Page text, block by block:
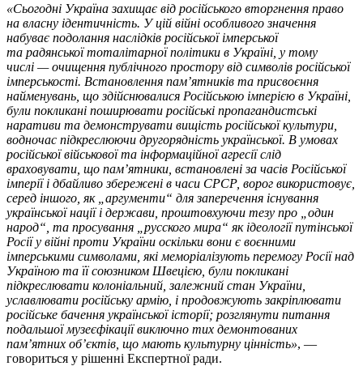
«Сьогодні Україна захищає від російського вторгнення право
на власну ідентичність. У цій війні особливого значення
набуває подолання наслідків російської імперської
та радянської тоталітарної політики в Україні, у тому
числі — очищення публічного простору від символів російської
імперськості. Встановлення пам’ятників та присвоєння
найменувань, що здійснювалися Російською імперією в Україні,
були покликані поширювати російські пропагандистські
наративи та демонструвати вищість російської культури,
водночас підкреслюючи другорядність української. В умовах
російської військової та інформаційної агресії слід
враховувати, що пам’ятники, встановлені за часів Російської
імперії і дбайливо збережені в часи СРСР, ворог використовує,
серед іншого, як „аргументи“ для заперечення існування
української нації і держави, проштовхуючи тезу про „один
народ“, та просування „русского мира“ як ідеології путінської
Росії у війні проти України оскільки вони є воєнними
імперськими символами, які меморіалізують перемогу Росії над
Україною та її союзником Швецією, були покликані
підкреслювати колоніальний, залежний стан України,
уславлювати російську армію, і продовжують закріплювати
російське бачення української історії; розглянути питання
подальшої музеєфікації виключно тих демонтованих
пам’ятних об’єктів, що мають культурну цінність», —
говориться у рішенні Експертної ради.